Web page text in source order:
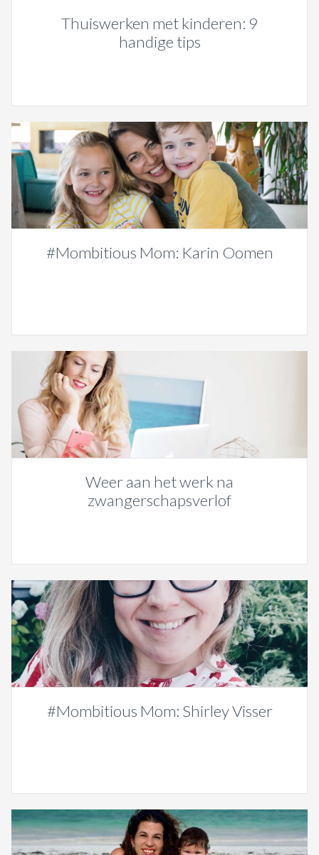
Thuiswerken met kinderen: 9
handige tips
#Mombitious Mom: Karin Oomen
Weer aan het werk na
zwangerschapsverlof
#Mombitious Mom: Shirley Visser